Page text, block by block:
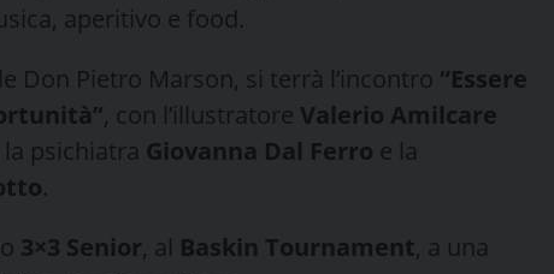
aperitivo e food.
Don Pietro Marson, si terrà l’incontro “Essere
, con l’illustratore Valerio Amilcare
psichiatra Giovanna Dal Ferro e la
.
3×3 Senior, al Baskin Tournament, a una